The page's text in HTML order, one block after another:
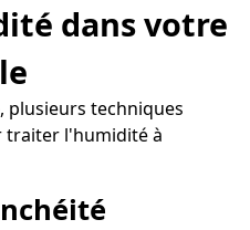
dans votre
plusieurs techniques
traiter l'humidité à